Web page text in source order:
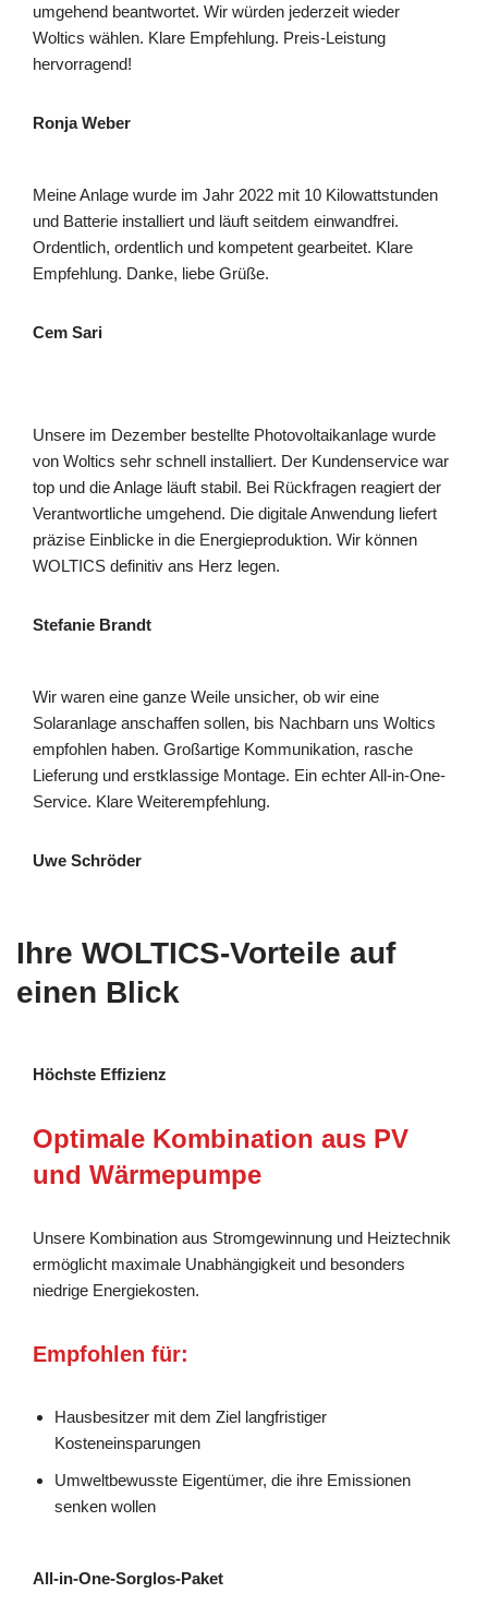
umgehend beantwortet. Wir würden jederzeit wieder
Woltics wählen. Klare Empfehlung. Preis-Leistung
hervorragend!
Ronja Weber
Meine Anlage wurde im Jahr 2022 mit 10 Kilowattstunden
und Batterie installiert und läuft seitdem einwandfrei.
Ordentlich, ordentlich und kompetent gearbeitet. Klare
Empfehlung. Danke, liebe Grüße.
Cem Sari
Unsere im Dezember bestellte Photovoltaikanlage wurde
von Woltics sehr schnell installiert. Der Kundenservice war
top und die Anlage läuft stabil. Bei Rückfragen reagiert der
Verantwortliche umgehend. Die digitale Anwendung liefert
präzise Einblicke in die Energieproduktion. Wir können
WOLTICS definitiv ans Herz legen.
Stefanie Brandt
Wir waren eine ganze Weile unsicher, ob wir eine
Solaranlage anschaffen sollen, bis Nachbarn uns Woltics
empfohlen haben. Großartige Kommunikation, rasche
Lieferung und erstklassige Montage. Ein echter All-in-One-
Service. Klare Weiterempfehlung.
Uwe Schröder
Ihre WOLTICS-Vorteile auf
einen Blick
Höchste Effizienz
Optimale Kombination aus PV
und Wärmepumpe
Unsere Kombination aus Stromgewinnung und Heiztechnik
ermöglicht maximale Unabhängigkeit und besonders
niedrige Energiekosten.
Empfohlen für:
Hausbesitzer mit dem Ziel langfristiger
Kosteneinsparungen
Umweltbewusste Eigentümer, die ihre Emissionen
senken wollen
All-in-One-Sorglos-Paket